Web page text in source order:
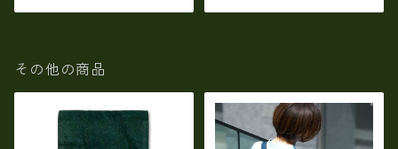
その他の商品